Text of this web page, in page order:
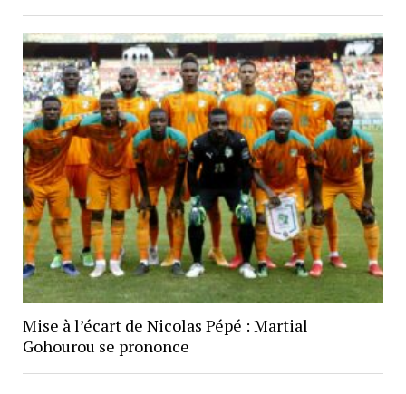
Mise à l’écart de Nicolas Pépé : Martial
Gohourou se prononce